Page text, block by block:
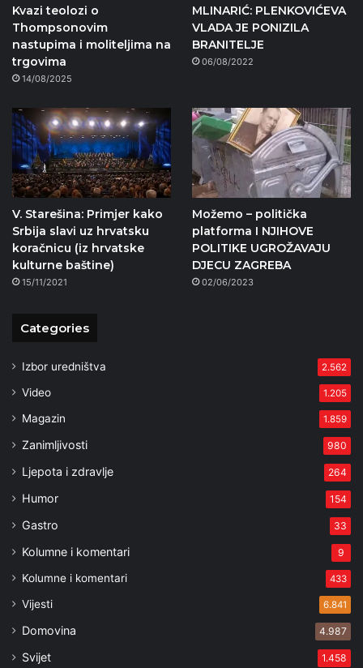
Kvazi teolozi o
Thompsonovim
nastupima i moliteljima na
trgovima
14/08/2025
MLINARIĆ: PLENKOVIĆEVA
VLADA JE PONIZILA
BRANITELJE
06/08/2022
V. Starešina: Primjer kako
Srbija slavi uz hrvatsku
koračnicu (iz hrvatske
kulturne baštine)
15/11/2021
Možemo – politička
platforma I NJIHOVE
POLITIKE UGROŽAVAJU
DJECU ZAGREBA
02/06/2023
Categories
Izbor uredništva 2.562
Video 1.205
Magazin 1.859
Zanimljivosti 980
Ljepota i zdravlje 264
Humor 154
Gastro 33
Kolumne i komentari 9
Kolumne i komentari 433
Vijesti 6.841
Domovina 4.987
Svijet 1.458